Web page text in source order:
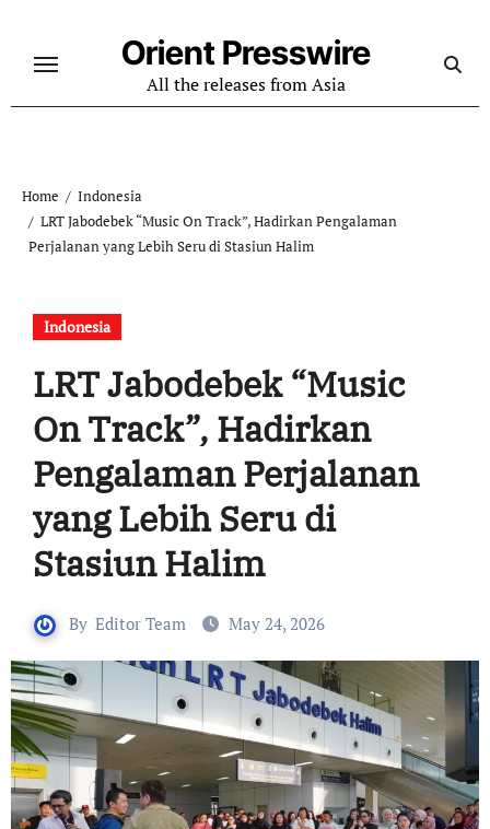
content
Orient Presswire
All the releases from Asia
Home
Indonesia
LRT Jabodebek “Music On Track”, Hadirkan Pengalaman
Perjalanan yang Lebih Seru di Stasiun Halim
Indonesia
LRT Jabodebek “Music
On Track”, Hadirkan
Pengalaman Perjalanan
yang Lebih Seru di
Stasiun Halim
By Editor Team May 24, 2026